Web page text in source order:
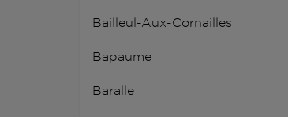
Bailleul-Aux-Cornailles
Bapaume
Baralle